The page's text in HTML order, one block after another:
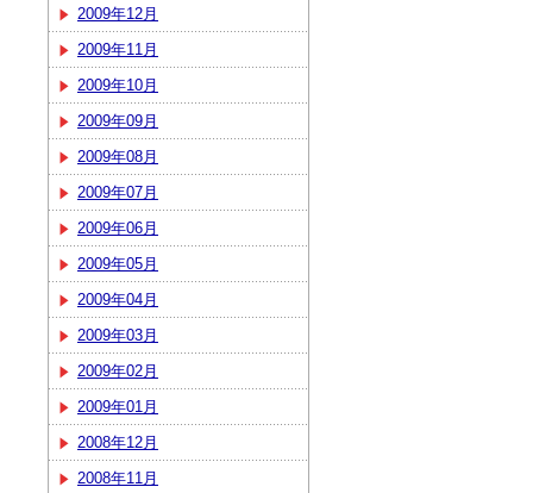
2009年12月
2009年11月
2009年10月
2009年09月
2009年08月
2009年07月
2009年06月
2009年05月
2009年04月
2009年03月
2009年02月
2009年01月
2008年12月
2008年11月